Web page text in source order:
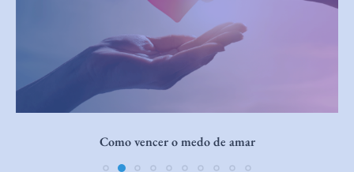
Como vencer o medo de amar